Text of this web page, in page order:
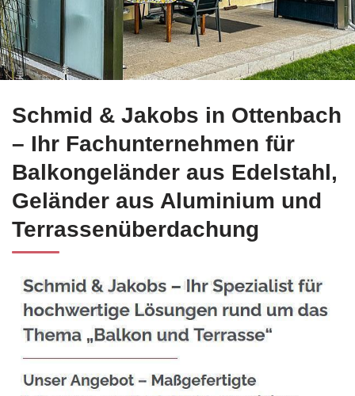
Entdecken Sie jetzt Edelstahl Balkongeländer für
Schmid & Jakobs in Ottenbach
– Ihr Fachunternehmen für
Balkongeländer aus Edelstahl,
Geländer aus Aluminium und
Terrassenüberdachung